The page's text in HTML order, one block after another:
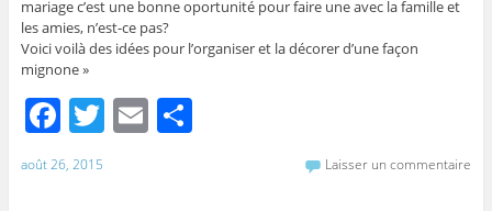
mariage c’est une bonne oportunité pour faire une avec la famille et
les amies, n’est-ce pas?
Voici voilà des idées pour l’organiser et la décorer d’une façon
mignone »
F
a
c
T E P
août 26, 2015 Laisser un commentaire